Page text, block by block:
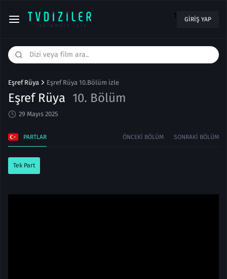
1 GIRIŞ YAP
Eşref Rüya Eşref Rüya 10.Bölüm izle
Eşref Rüya 10. Bölüm
29 Mayıs 2025
PARTLAR ÖNCEKI BÖLÜM SONRAKI BÖLÜM
Tek Part